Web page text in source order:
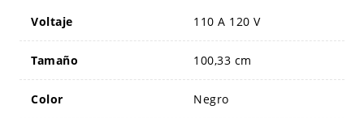
Voltaje 110 A 120 V
Tamaño 100,33 cm
Color Negro